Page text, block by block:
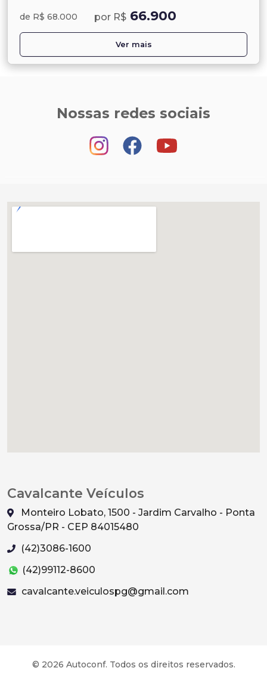
de R$ 68.000 por R$ 66.900
Ver mais
Nossas redes sociais
Cavalcante Veículos
Monteiro Lobato, 1500 - Jardim Carvalho - Ponta
Grossa/PR - CEP 84015480
(42)3086-1600
(42)99112-8600
cavalcante.veiculospg@gmail.com
© 2026 Autoconf. Todos os direitos reservados.